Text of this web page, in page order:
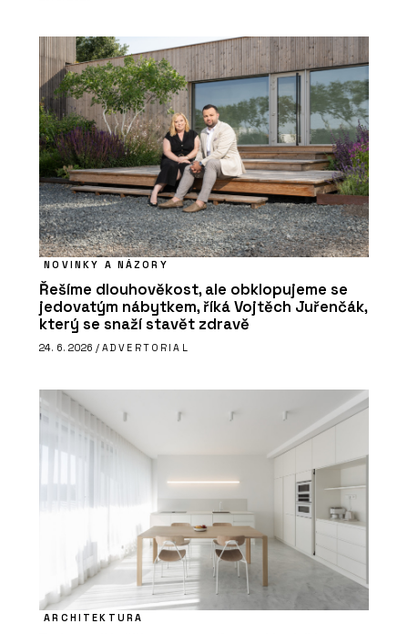
NOVINKY A NÁZORY
Řešíme dlouhověkost, ale obklopujeme se
jedovatým nábytkem, říká Vojtěch Juřenčák,
který se snaží stavět zdravě
24. 6. 2026 / ADVERTORIAL
ARCHITEKTURA